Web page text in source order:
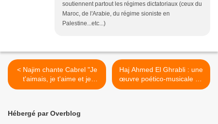
soutiennent partout les régimes dictatoriaux (ceux du
Maroc, de l'Arabie, du régime sioniste en
Palestine...etc...)
< Najim chante Cabrel "Je
t'aimais, je t'aime et je
t'aimerais"
Haj Ahmed El Ghrabli : une
œuvre poético-musicale où
s’illustre l’amour courtois >
Hébergé par Overblog